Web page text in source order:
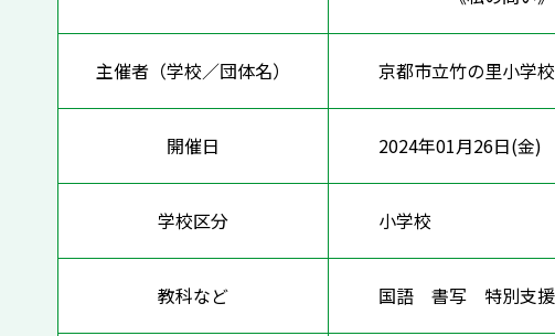
主催者（学校／団体名） 京都市立竹の里小学校
開催日 2024年01月26日(金)
学校区分 小学校
教科など 国語 書写 特別支